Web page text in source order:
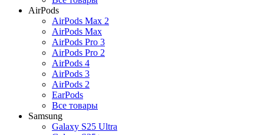
AirPods
AirPods Max 2
AirPods Max
AirPods Pro 3
AirPods Pro 2
AirPods 4
AirPods 3
AirPods 2
EarPods
Все товары
Samsung
Galaxy S25 Ultra